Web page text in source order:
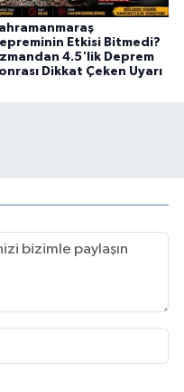
Etkisi Bitmedi?
4.5'lik Deprem
Dikkat Çeken Uyarı